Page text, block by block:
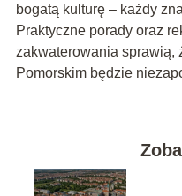
bogatą kulturę – każdy
Praktyczne porady oraz
zakwaterowania sprawią,
Pomorskim będzie